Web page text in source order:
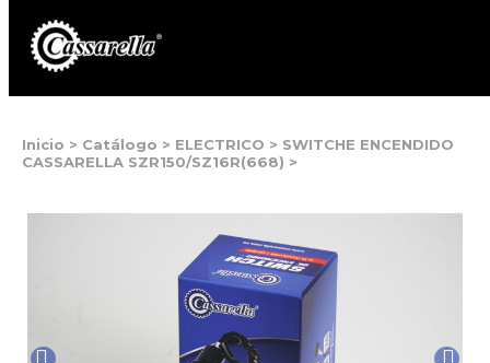
Inicio > Catálogo > ELECTRICO > SWITCHE ENCENDIDO
CASSARELLA SZR150/SZ16R(668) >